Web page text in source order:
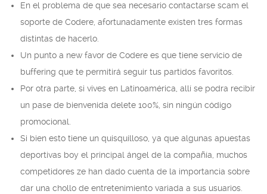
En el problema de que sea necesario contactarse scam el
soporte de Codere, afortunadamente existen tres formas
distintas de hacerlo.
Un punto a new favor de Codere es que tiene servicio de
buffering que te permitirá seguir tus partidos favoritos.
Por otra parte, si vives en Latinoamérica, allí se podra recibir
un pase de bienvenida delete 100%, sin ningún código
promocional.
Si bien esto tiene un quisquilloso, ya que algunas apuestas
deportivas boy el principal ángel de la compañía, muchos
competidores ze han dado cuenta de la importancia sobre
dar una chollo de entretenimiento variada a sus usuarios.